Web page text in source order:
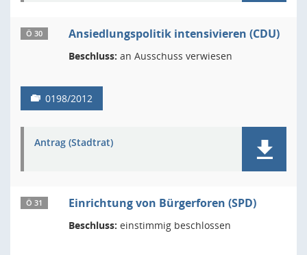
Ö 30 Ansiedlungspolitik intensivieren (CDU)
Beschluss: an Ausschuss verwiesen
0198/2012
Antrag (Stadtrat)
Ö 31 Einrichtung von Bürgerforen (SPD)
Beschluss: einstimmig beschlossen